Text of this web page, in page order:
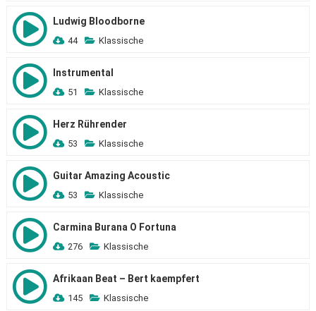
Ludwig Bloodborne
44 Klassische
Instrumental
51 Klassische
Herz Rührender
53 Klassische
Guitar Amazing Acoustic
53 Klassische
Carmina Burana O Fortuna
276 Klassische
Afrikaan Beat – Bert kaempfert
145 Klassische